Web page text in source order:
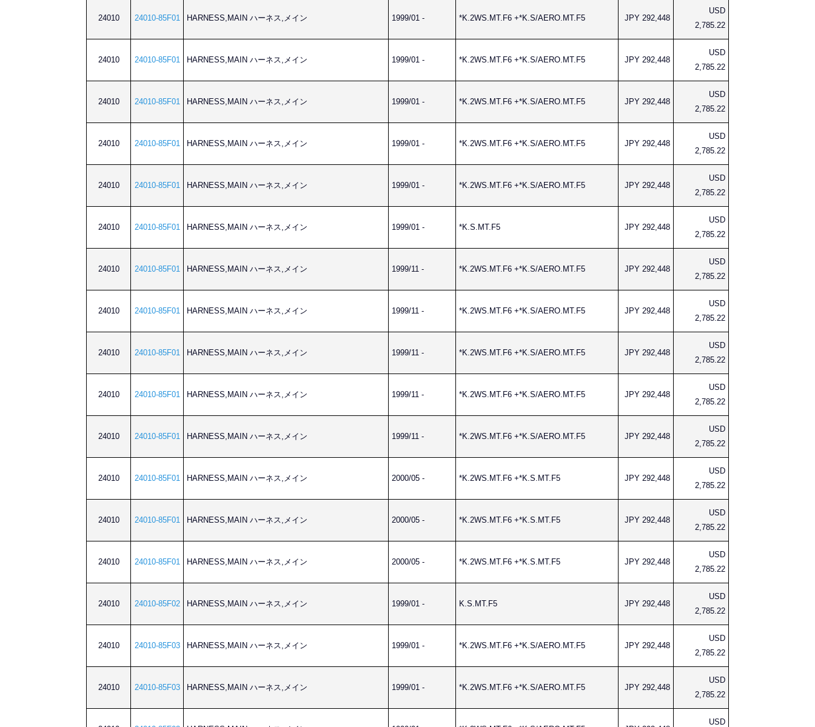
24010 24010-85F01 HARNESS,MAIN ハーネス,メイン 1999/01 - *K.2WS.MT.F6 +*K.S/AERO.MT.F5 JPY 292,448
USD
2,785.22
24010 24010-85F01 HARNESS,MAIN ハーネス,メイン 1999/01 - *K.2WS.MT.F6 +*K.S/AERO.MT.F5 JPY 292,448
USD
2,785.22
24010 24010-85F01 HARNESS,MAIN ハーネス,メイン 1999/01 - *K.2WS.MT.F6 +*K.S/AERO.MT.F5 JPY 292,448
USD
2,785.22
24010 24010-85F01 HARNESS,MAIN ハーネス,メイン 1999/01 - *K.2WS.MT.F6 +*K.S/AERO.MT.F5 JPY 292,448
USD
2,785.22
24010 24010-85F01 HARNESS,MAIN ハーネス,メイン 1999/01 - *K.2WS.MT.F6 +*K.S/AERO.MT.F5 JPY 292,448
USD
2,785.22
24010 24010-85F01 HARNESS,MAIN ハーネス,メイン 1999/01 - *K.S.MT.F5 JPY 292,448
USD
2,785.22
24010 24010-85F01 HARNESS,MAIN ハーネス,メイン 1999/11 - *K.2WS.MT.F6 +*K.S/AERO.MT.F5 JPY 292,448
USD
2,785.22
24010 24010-85F01 HARNESS,MAIN ハーネス,メイン 1999/11 - *K.2WS.MT.F6 +*K.S/AERO.MT.F5 JPY 292,448
USD
2,785.22
24010 24010-85F01 HARNESS,MAIN ハーネス,メイン 1999/11 - *K.2WS.MT.F6 +*K.S/AERO.MT.F5 JPY 292,448
USD
2,785.22
24010 24010-85F01 HARNESS,MAIN ハーネス,メイン 1999/11 - *K.2WS.MT.F6 +*K.S/AERO.MT.F5 JPY 292,448
USD
2,785.22
24010 24010-85F01 HARNESS,MAIN ハーネス,メイン 1999/11 - *K.2WS.MT.F6 +*K.S/AERO.MT.F5 JPY 292,448
USD
2,785.22
24010 24010-85F01 HARNESS,MAIN ハーネス,メイン 2000/05 - *K.2WS.MT.F6 +*K.S.MT.F5 JPY 292,448
USD
2,785.22
24010 24010-85F01 HARNESS,MAIN ハーネス,メイン 2000/05 - *K.2WS.MT.F6 +*K.S.MT.F5 JPY 292,448
USD
2,785.22
24010 24010-85F01 HARNESS,MAIN ハーネス,メイン 2000/05 - *K.2WS.MT.F6 +*K.S.MT.F5 JPY 292,448
USD
2,785.22
24010 24010-85F02 HARNESS,MAIN ハーネス,メイン 1999/01 - K.S.MT.F5 JPY 292,448
USD
2,785.22
24010 24010-85F03 HARNESS,MAIN ハーネス,メイン 1999/01 - *K.2WS.MT.F6 +*K.S/AERO.MT.F5 JPY 292,448
USD
2,785.22
24010 24010-85F03 HARNESS,MAIN ハーネス,メイン 1999/01 - *K.2WS.MT.F6 +*K.S/AERO.MT.F5 JPY 292,448
USD
2,785.22
USD